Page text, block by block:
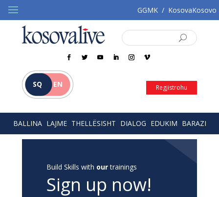
GGMK / KosovaKosovo
SQ EN Regjistrohu
BALLINA LAJME THELLËSISHT DIALOG EDUKIM BARAZI
Build Skills with ourtrainings
Sign up now!